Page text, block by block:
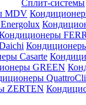
Сплит-системы
MDV
Casarte
GREEN
ZERTEN